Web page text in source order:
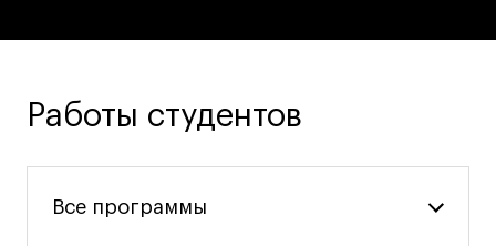
Работы студентов
Все программы